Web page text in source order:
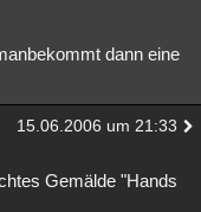
dann eine
15.06.2006 um 21:33
Gemälde "Hands